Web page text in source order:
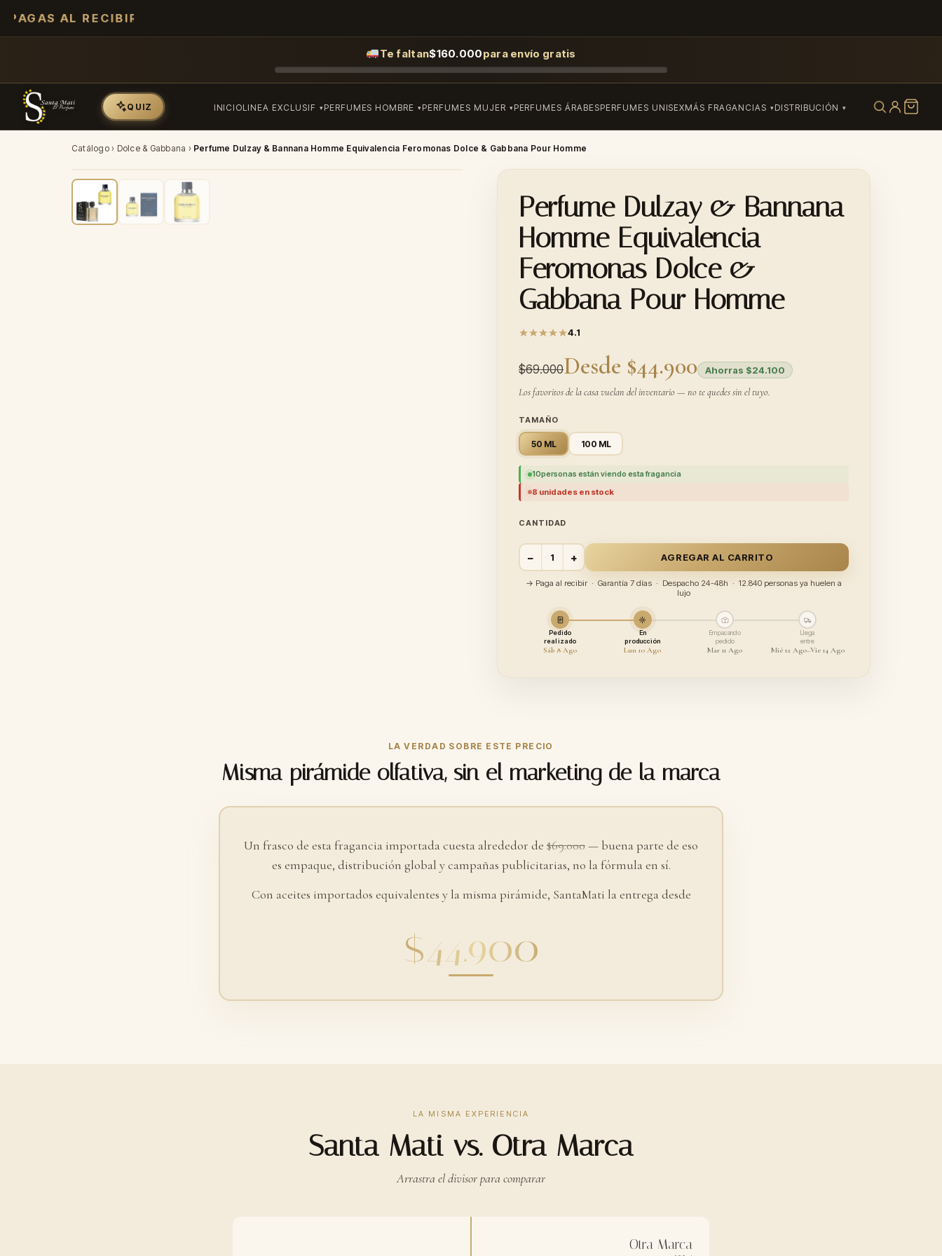
GARANTÍA 7 DÍAS
Te faltan$160.000para envío gratis
QUIZ INICIOLINEA EXCLUSIF PERFUMES HOMBRE PERFUMES MUJER PERFUMES ÁRABESPERFUMES UNISEXMÁS FRAGANCIAS DISTRIBUCIÓN
Catálogo› Dolce & Gabbana › Perfume Dulzay & Bannana Homme Equivalencia Feromonas Dolce & Gabbana Pour Homme
-35%
Perfume Dulzay & Bannana
Homme Equivalencia
Feromonas Dolce &
Gabbana Pour Homme
4.1
$69.000Desde $44.900 Ahorras $24.100
Los favoritos de la casa vuelan del inventario — no te quedes sin el tuyo.
TAMAÑO
50 ML 100 ML
10personas están viendo esta fragancia
8 unidades en stock
CANTIDAD
− + AGREGAR AL CARRITO
→ Paga al recibir · Garantía 7 días · Despacho 24-48h · 12.840 personas ya huelen a
lujo
Pedido
realizado
Sáb 8 Ago
En
producción
Lun 10 Ago
Empacando
pedido
Mar 11 Ago
Llega
entre
Mié 12 Ago–Vie 14 Ago
LA VERDAD SOBRE ESTE PRECIO
Misma pirámide olfativa, sin el marketing de la marca
Un frasco de esta fragancia importada cuesta alrededor de $69.000— buena parte de eso
es empaque, distribución global y campañas publicitarias, no la fórmula en sí.
Con aceites importados equivalentes y la misma pirámide, SantaMati la entrega desde
$44.900
LA MISMA EXPERIENCIA
Santa Mati vs. Otra Marca
Arrastra el divisor para comparar
Otra Marca